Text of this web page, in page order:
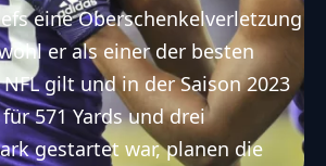
eine Oberschenkelverletzung
er als einer der besten
gilt und in der Saison 2023
571 Yards und drei
gestartet war, planen die